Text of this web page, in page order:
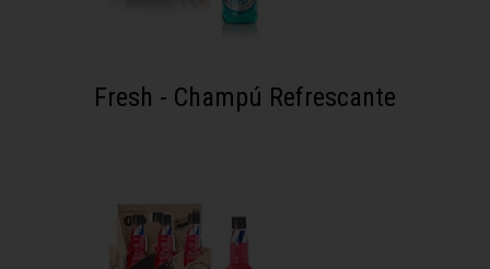
Fresh - Champú Refrescante